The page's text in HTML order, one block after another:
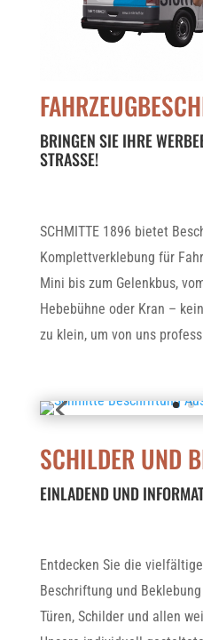
BRINGEN SIE IHRE
STRASSE!
SCHMITTE 1896 bietet
Komplettverklebung für
Mini bis zum Gelenkbus,
Hebebühne oder Kran –
zu klein, um von uns
SCHILDER UND
EINLADEND UND
Entdecken Sie die
Beschriftung und
Türen, Schilder und allen